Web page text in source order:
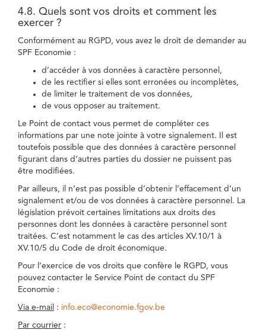
4.8. Quels sont vos droits et comment les
exercer ?
Conformément au RGPD, vous avez le droit de demander au
SPF Economie :
d’accéder à vos données à caractère personnel,
de les rectifier si elles sont erronées ou incomplètes,
de limiter le traitement de vos données,
de vous opposer au traitement.
Le Point de contact vous permet de compléter ces
informations par une note jointe à votre signalement. Il est
toutefois possible que des données à caractère personnel
figurant dans d’autres parties du dossier ne puissent pas
être modifiées.
Par ailleurs, il n’est pas possible d’obtenir l’effacement d’un
signalement et/ou de vos données à caractère personnel. La
législation prévoit certaines limitations aux droits des
personnes dont les données à caractère personnel sont
traitées. C’est notamment le cas des articles XV.10/1 à
XV.10/5 du Code de droit économique.
Pour l’exercice de vos droits que confère le RGPD, vous
pouvez contacter le Service Point de contact du SPF
Economie :
Via e-mail : info.eco@economie.fgov.be
Par courrier :